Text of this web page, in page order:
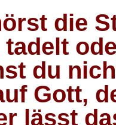
die
tadelt
du
Gott,
lässt